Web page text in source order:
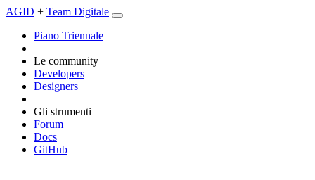
AGID + Team Digitale
Piano Triennale
Le community
Developers
Designers
Gli strumenti
Forum
Docs
GitHub